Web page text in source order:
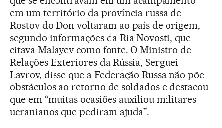
em um território da província russa de
Rostov do Don voltaram ao país de origem,
segundo informações da Ria Novosti, que
citava Malayev como fonte. O Ministro de
Relações Exteriores da Rússia, Serguei
Lavrov, disse que a Federação Russa não põe
obstáculos ao retorno de soldados e destacou
que em “muitas ocasiões auxiliou militares
ucranianos que pediram ajuda”.